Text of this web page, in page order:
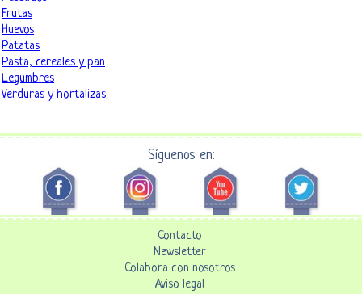
Frutas
Huevos
Patatas
Pasta, cereales y pan
Legumbres
Verduras y hortalizas
Síguenos en:
Contacto
Newsletter
Colabora con nosotros
Aviso legal